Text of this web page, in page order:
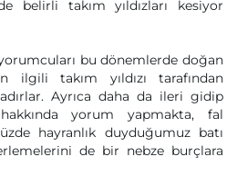
belirli takım yıldızları kesiyor
bu dönemlerde doğan
ilgili takım yıldızı tarafından
Ayrıca daha da ileri gidip
yorum yapmakta, fal
hayranlık duyduğumuz batı
de bir nebze burçlara